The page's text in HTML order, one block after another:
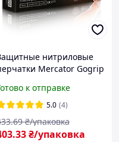
нитриловые
Mercator Gogrip
к отправке
5.0 (4)
.33₴/упаковка
.69 ₴/упаковка